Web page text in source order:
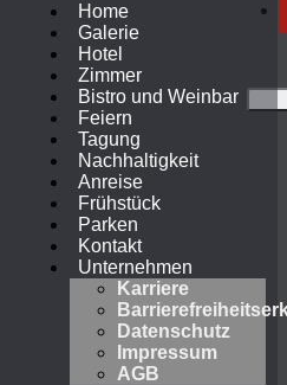
Home
Galerie
Hotel
Zimmer
Bistro und Weinbar
Feiern
Tagung
Nachhaltigkeit
Anreise
Frühstück
Parken
Kontakt
Unternehmen
Karriere
Datenschutz
Impressum
AGB